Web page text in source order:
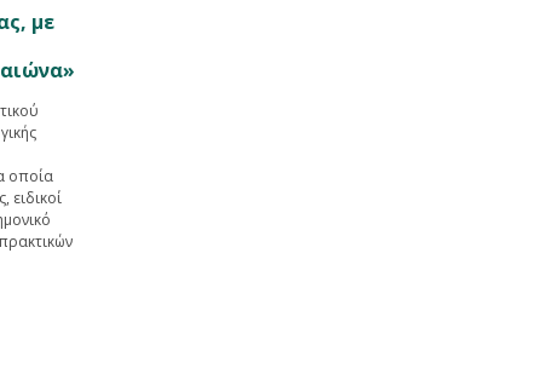
με
οποία
ειδικοί